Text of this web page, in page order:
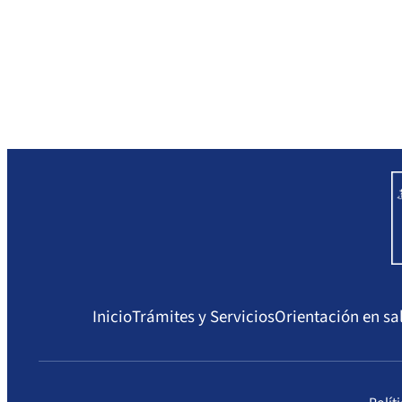
InicioTrámites y ServiciosOrientación en